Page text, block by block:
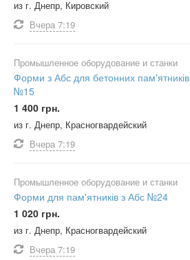
из г. Днепр, Кировский
Вчера 7:19
Промышленное оборудование и станки
Форми з Абс для бетонних пам'ятників
№15
1 400 грн.
из г. Днепр, Красногвардейский
Вчера 7:19
Промышленное оборудование и станки
Форми для пам'ятників з Абс №24
1 020 грн.
из г. Днепр, Красногвардейский
Вчера 7:19